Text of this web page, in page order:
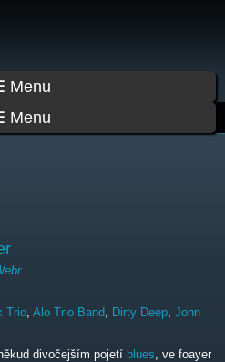
Menu
Menu
Trio Alo Trio Band Dirty Deep John
divočejším pojetí blues , ve foayer